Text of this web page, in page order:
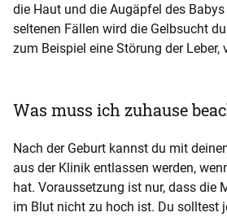
die Haut und die Augäpfel des
seltenen Fällen wird die Gelbsucht
zum Beispiel eine Störung der Leber,
Was muss ich zuhause
Nach der Geburt kannst du mit
aus der Klinik entlassen werden,
hat. Voraussetzung ist nur, dass die
im Blut nicht zu hoch ist. Du solltest